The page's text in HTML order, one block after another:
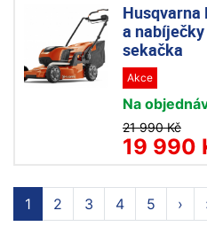
Husqvarna
a
sekačka
Akce
Na
21 990 Kč
19 990
1 2 3 4 5 ›